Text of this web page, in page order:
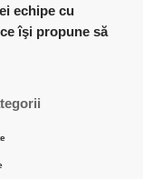
îşi propune să